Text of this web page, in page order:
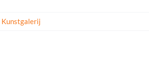
Kunstgalerij